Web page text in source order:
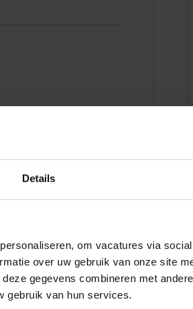
Details
om vacatures via
over uw gebruik van onze site
gegevens combineren met
gebruik van hun services.
‘verbeteren van
zijn we o.a. bezig
het verbeteren van
de markt), bouwen
we als bedrijf
bedrijfsprocessen
kracht is.
Beleid en Directie in